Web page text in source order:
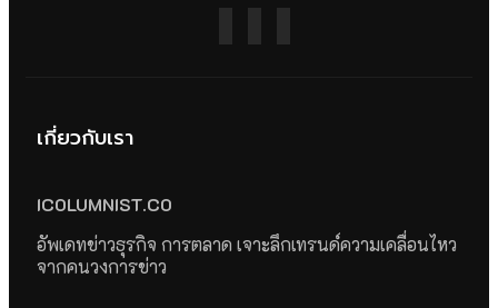
เกี่ยวกับเรา
ICOLUMNIST.CO
อัพเดทข่าวธุรกิจ การตลาด เจาะลึกเทรนด์ความเคลื่อนไหว
จากคนวงการข่าว